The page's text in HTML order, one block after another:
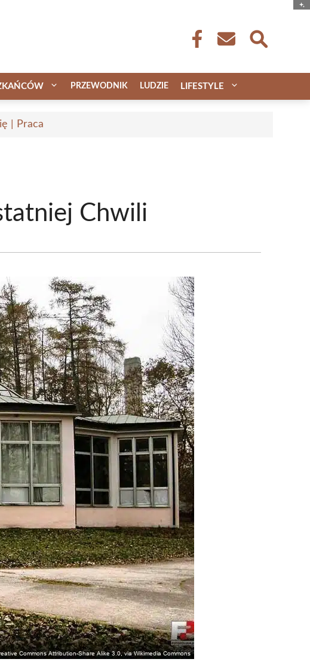
PRZEWODNIK LUDZIE LIFESTYLE
| Praca
Chwili